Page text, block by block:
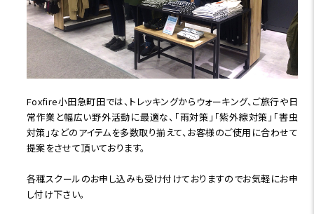
Foxfire小田急町田では、トレッキングからウォーキング、ご旅行や日
常作業と幅広い野外活動に最適な、「雨対策」「紫外線対策」「害虫
対策」などのアイテムを多数取り揃えて、お客様のご使用に合わせて
提案をさせて頂いております。
各種スクールのお申し込みも受け付けておりますのでお気軽にお申
し付け下さい。